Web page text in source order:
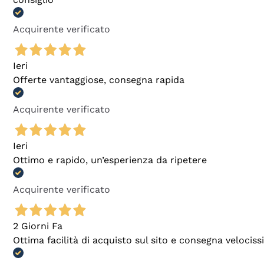
Acquirente verificato
Ieri
Offerte vantaggiose, consegna rapida
Acquirente verificato
Ieri
Ottimo e rapido, un’esperienza da ripetere
Acquirente verificato
2 Giorni Fa
Ottima facilità di acquisto sul sito e consegna